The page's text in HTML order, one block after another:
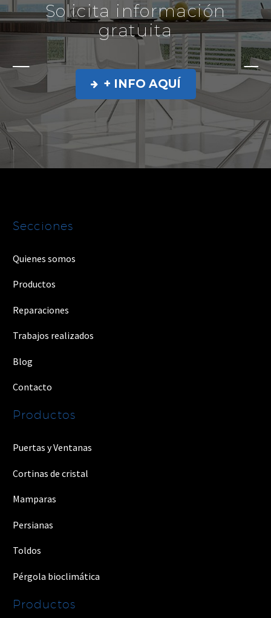
Solicita información
gratuita
 + INFO AQUÍ
Secciones
Quienes somos
Productos
Reparaciones
Trabajos realizados
Blog
Contacto
Productos
Puertas y Ventanas
Cortinas de cristal
Mamparas
Persianas
Toldos
Pérgola bioclimática
Productos